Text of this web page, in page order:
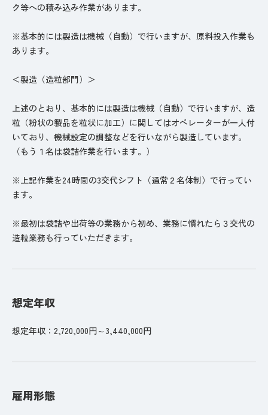
ク等への積み込み作業があります。
※基本的には製造は機械（自動）で行いますが、原料投入作業も
あります。
＜製造（造粒部門）＞
上述のとおり、基本的には製造は機械（自動）で行いますが、造
粒（粉状の製品を粒状に加工）に関してはオペレーターが一人付
いており、機械設定の調整などを行いながら製造しています。
（もう１名は袋詰作業を行います。）
※上記作業を24時間の3交代シフト（通常２名体制）で行ってい
ます。
※最初は袋詰や出荷等の業務から初め、業務に慣れたら３交代の
造粒業務も行っていただきます。
想定年収
想定年収：2,720,000円～3,440,000円
雇用形態